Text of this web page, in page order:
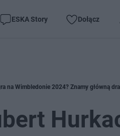
ESKA Story Dołącz
na Wimbledonie 2024? Znamy główną